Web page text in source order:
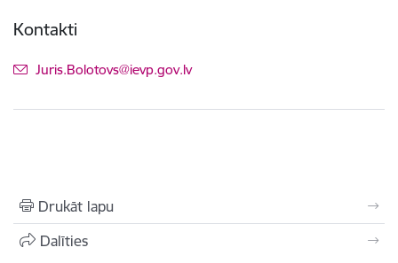
Kontakti
E-pasts:
Juris.Bolotovs@ievp.gov.lv
Drukāt lapu
Dalīties